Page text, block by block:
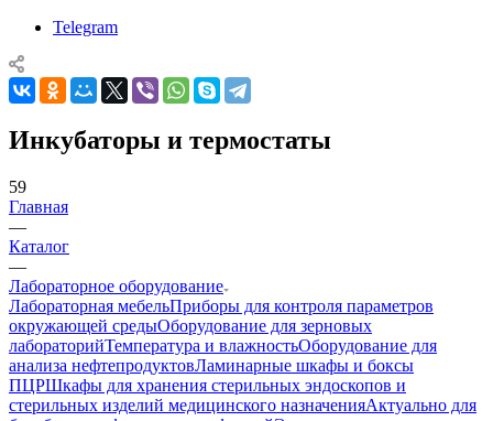
Telegram
Инкубаторы и термостаты
59
Главная
—
Каталог
—
Лабораторное оборудование
Лабораторная мебельПриборы для контроля параметров
окружающей средыОборудование для зерновых
лабораторийТемпература и влажностьОборудование для
анализа нефтепродуктовЛаминарные шкафы и боксы
ПЦРШкафы для хранения стерильных эндоскопов и
стерильных изделий медицинского назначенияАктуально для